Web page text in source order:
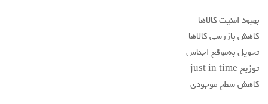
بهبود امنیت کالاها
کاهش بازرسی کالاها
تحویل به‌موقع اجناس
توزیع just in time
کاهش سطح موجودی